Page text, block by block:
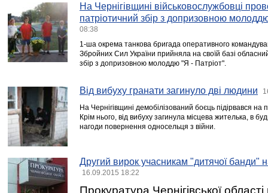
На Чернігівщині військовослужбовці
патріотичний збір з допризовною
08:38
1-ша окрема танкова бригада оперативного
Збройних Сил України прийняла на своїй базі
збір з допризовною молоддю "Я - Патріот".
Від вибуху гранати загинуло дві людини
На Чернігівщині демобілізований боєць підірвався на
Крім нього, від вибуху загинула місцева жителька, в
нагоди повернення односельця з війни.
Другий вирок учасникам "дитячої банди"
16.09.2015 18:22
Прокуратура Чернігівської